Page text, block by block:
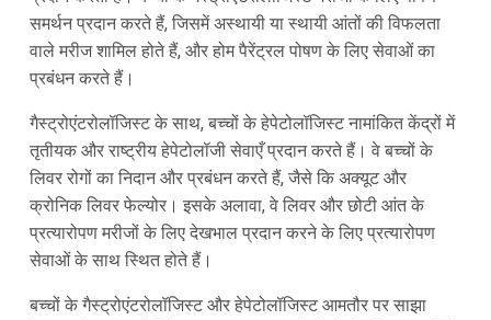
समर्थन प्रदान करते हैं, जिसमें अस्थायी या स्थायी आंतों की विफलता
वाले मरीज शामिल होते हैं, और होम पैरेंट्रल पोषण के लिए सेवाओं का
प्रबंधन करते हैं।
गैस्ट्रोएंटरोलॉजिस्ट के साथ, बच्चों के हेपेटोलॉजिस्ट नामांकित केंद्रों में
तृतीयक और राष्ट्रीय हेपेटोलॉजी सेवाएँ प्रदान करते हैं। वे बच्चों के
लिवर रोगों का निदान और प्रबंधन करते हैं, जैसे कि अक्यूट और
क्रोनिक लिवर फेल्योर। इसके अलावा, वे लिवर और छोटी आंत के
प्रत्यारोपण मरीजों के लिए देखभाल प्रदान करने के लिए प्रत्यारोपण
सेवाओं के साथ स्थित होते हैं।
बच्चों के गैस्ट्रोएंटरोलॉजिस्ट और हेपेटोलॉजिस्ट आमतौर पर साझा